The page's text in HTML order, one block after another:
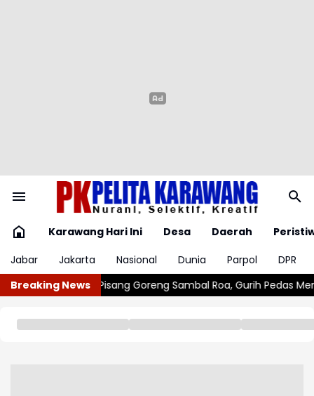
Karawang Hari Ini Desa Daerah
Jabar
Jakarta Nasional Dunia Parpol
DPR
Breaking News
Roa, Gurih Pedas Menggoda Dikira Begal Sempat Disiram